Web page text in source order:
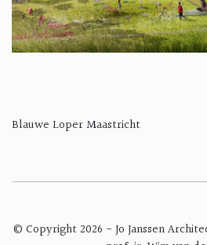
Blauwe Loper Maastricht
© Copyright 2026 - Jo Janssen